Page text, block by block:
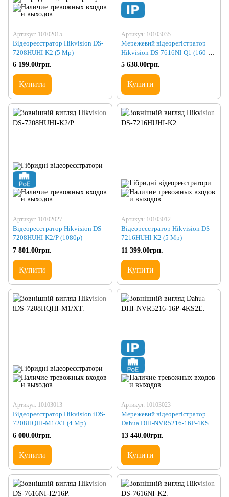
Артикул: 10102015
Відеореєстратор Hikvision DS-
7208HUHI-K2 (5 Mp)
6 199.00грн.
Купити
Артикул: 10103035
Мережевий відеорегістратор
Hikvision DS-7616NI-Q1 (160-
80)
5 638.00грн.
Купити
Артикул: 10102027
Відеореєстратор Hikvision DS-
7208HUHI-K2/P (1080p)
7 801.00грн.
Купити
Артикул: 10103012
Відеореєстратор Hikvision DS-
7216HUHI-K2 (5 Mp)
11 399.00грн.
Купити
Артикул: 10103013
Відеореєстратор Hikvision iDS-
7208HQHI-M1/XT (4 Mp)
6 000.00грн.
Купити
Артикул: 10103023
Мережевий відеорегістратор
Dahua DHI-NVR5216-16P-4KS2E
(320-320)
13 440.00грн.
Купити